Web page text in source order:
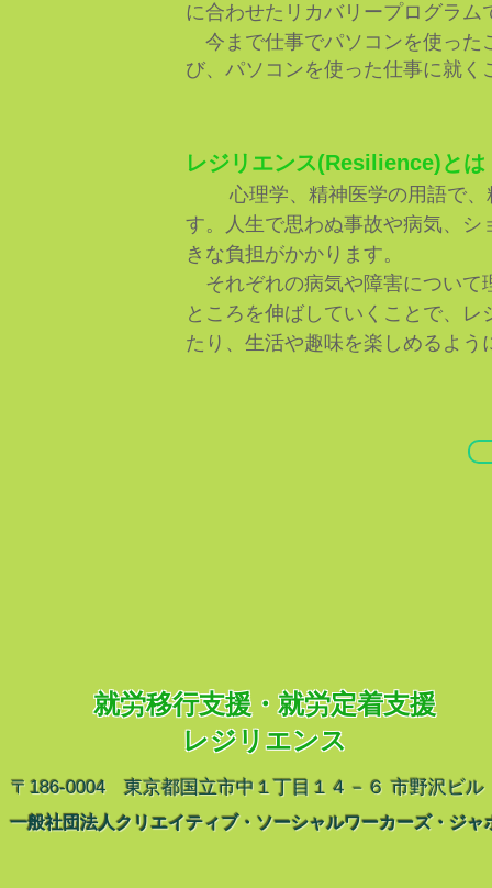
に合わせたリカバリープログラム
今まで仕事でパソコンを使った
び、パソコンを使った仕事に就く
レジリエンス(Resilience)とは
心理学、精神医学の用語で
す。
人生で思わぬ事故や病気、
きな負担がかかります。
それぞれの病気や障害について
ところを伸ばしていくことで、
たり、生活や趣味を楽しめるよう
就労移行支援・就労定着支援
レジリエンス
〒186-0004 東京都国立市中１丁目１４－６ 市野沢ビル
一般社団法人クリエイティブ・ソーシャルワーカーズ・ジャ